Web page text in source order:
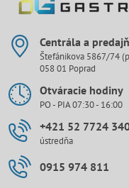
Centrála a
Štefánikova 5867/74
058 01 Poprad
Otváracie hodiny
PO - PIA 07:30 - 16:00
+421 52 7724
ústredňa
0915 974 811